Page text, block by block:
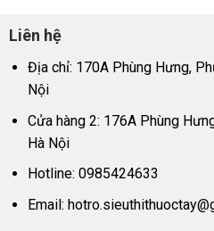
Liên hệ
Địa chỉ: 170A Phùng Hưng,
Nội
Cửa hàng 2: 176A Phùng
Hà Nội
Hotline: 0985424633
Email: